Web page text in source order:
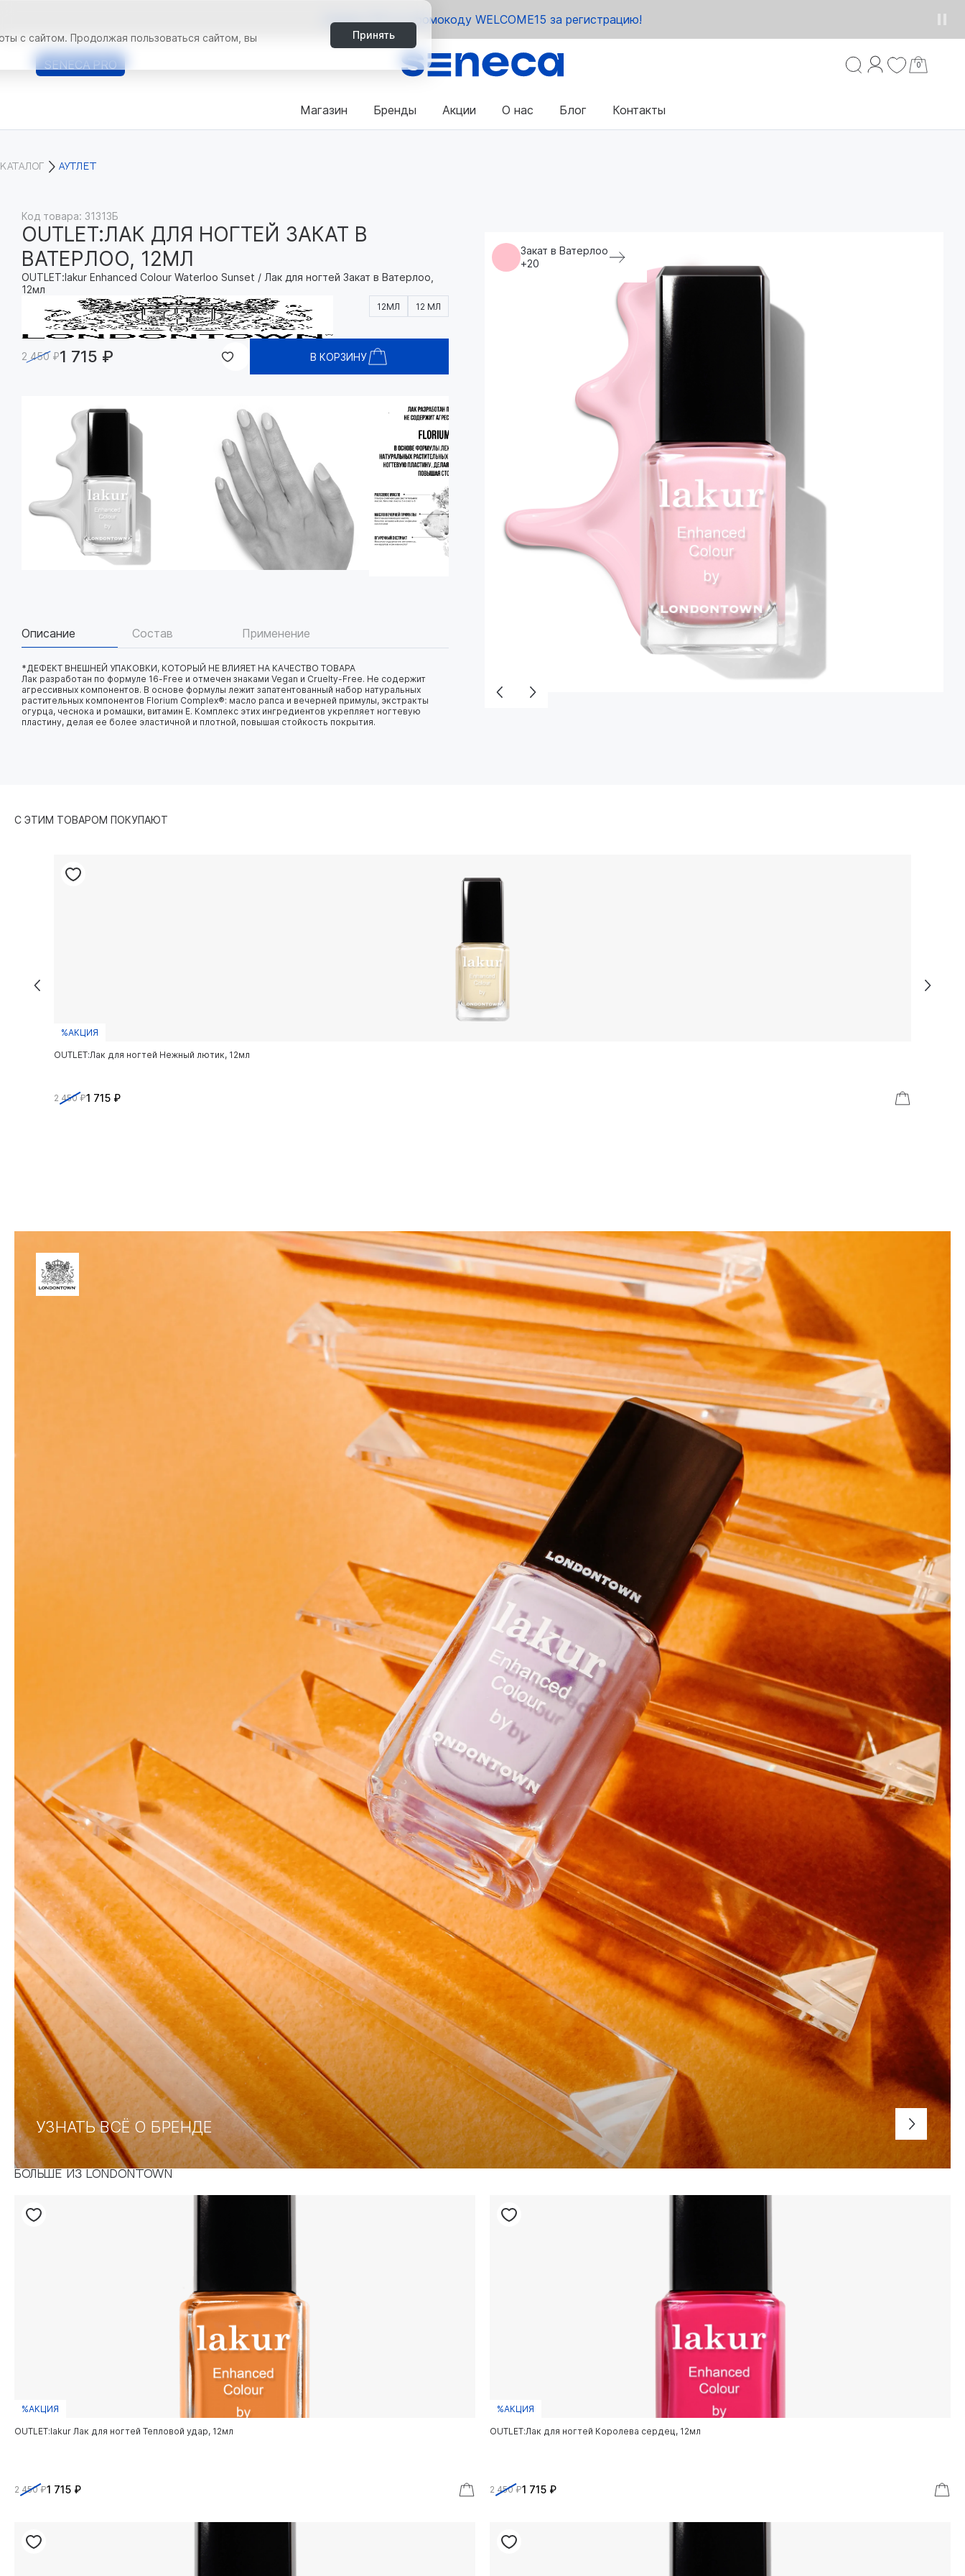
Скидка 15% по промокоду WELCOME15 за регистрацию!
SENECA PRO 0
Магазин Бренды Акции О нас Блог Контакты
КАТАЛОГ АУТЛЕТ
Код товара: 31313Б
OUTLET:ЛАК ДЛЯ НОГТЕЙ ЗАКАТ В
ВАТЕРЛОО, 12МЛ
OUTLET:lakur Enhanced Colour Waterloo Sunset / Лак для ногтей Закат в Ватерлоо,
12мл
12МЛ 12 МЛ
2 450 ₽1 715 ₽ В КОРЗИНУ
Описание Состав Применение
*ДЕФЕКТ ВНЕШНЕЙ УПАКОВКИ, КОТОРЫЙ НЕ ВЛИЯЕТ НА КАЧЕСТВО ТОВАРА
Лак разработан по формуле 16-Free и отмечен знаками Vegan и Cruelty-Free. Не содержит
агрессивных компонентов. В основе формулы лежит запатентованный набор натуральных
растительных компонентов Florium Complex®: масло рапса и вечерней примулы, экстракты
огурца, чеснока и ромашки, витамин E. Комплекс этих ингредиентов укрепляет ногтевую
пластину, делая ее более эластичной и плотной, повышая стойкость покрытия.
Закат в Ватерлоо
+20
С ЭТИМ ТОВАРОМ ПОКУПАЮТ
%АКЦИЯ
OUTLET:Лак для ногтей Нежный лютик, 12мл
2 450 ₽1 715 ₽
УЗНАТЬ ВСЁ О БРЕНДЕ
БОЛЬШЕ ИЗ LONDONTOWN
%АКЦИЯ
OUTLET:lakur Лак для ногтей Тепловой удар, 12мл
2 450 ₽1 715 ₽
%АКЦИЯ
OUTLET:Лак для ногтей Королева сердец, 12мл
2 450 ₽1 715 ₽
с сайтом. Продолжая пользоваться сайтом, вы Принять